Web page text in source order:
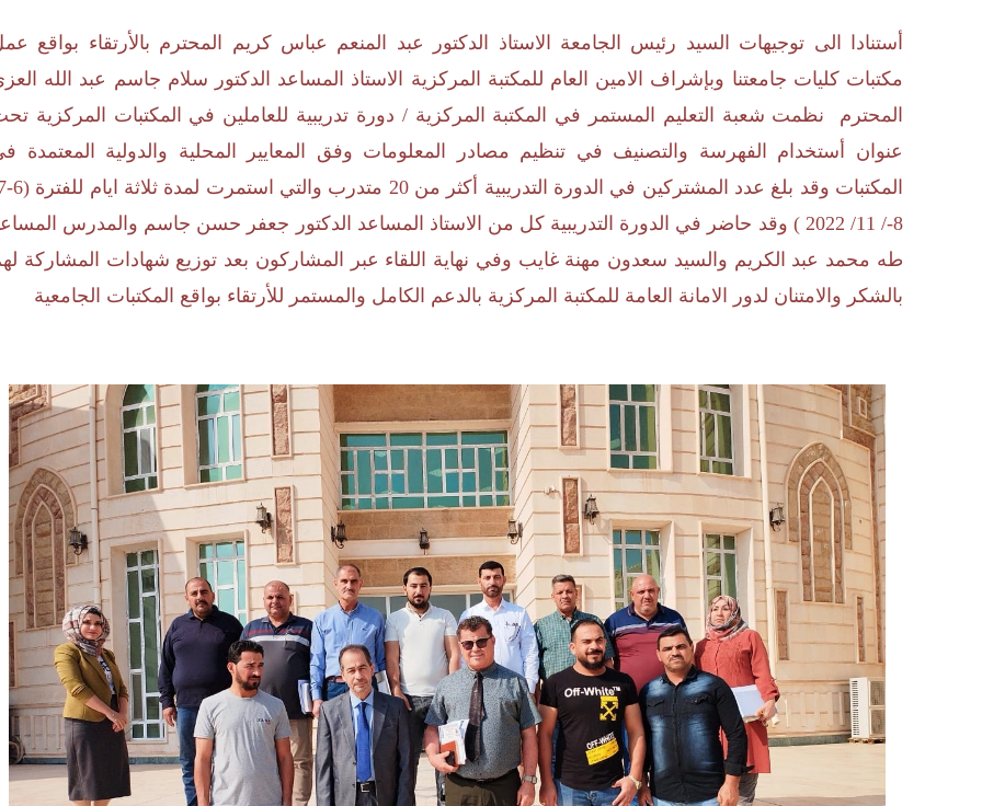
أستنادا الى توجيهات السيد رئيس الجامعة الاستاذ الدكتور عبد المنعم عباس كريم المحترم بالأرتقاء بواقع
مكتبات كليات جامعتنا وبإشراف الامين العام للمكتبة المركزية الاستاذ المساعد الدكتور سلام جاسم عبد الله
المحترم نظمت شعبة التعليم المستمر في المكتبة المركزية / دورة تدريبية للعاملين في المكتبات المركزية
عنوان أستخدام الفهرسة والتصنيف في تنظيم مصادر المعلومات وفق المعايير المحلية والدولية المعتمدة
8-/ 11/ 2022 ) وقد حاضر في الدورة التدريبية كل من الاستاذ المساعد الدكتور جعفر حسن جاسم والمدرس
طه محمد عبد الكريم والسيد سعدون مهنة غايب وفي نهاية اللقاء عبر المشاركون بعد توزيع شهادات المشاركة
بالشكر والامتنان لدور الامانة العامة للمكتبة المركزية بالدعم الكامل والمستمر للأرتقاء بواقع المكتبات الجامعية